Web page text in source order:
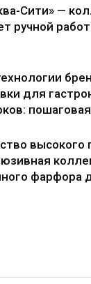
Сити» —
ручной
для
высокого
фарфора